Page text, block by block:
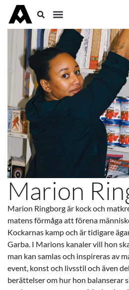
Marion
Marion Ringborg är kock och
matens förmåga att förena
Kockarnas kamp och är tidigare
Garba. I Marions kanaler vill hon
man kan samlas och inspireras av
event, konst och livsstil och även
berättelser om hur hon balanserar